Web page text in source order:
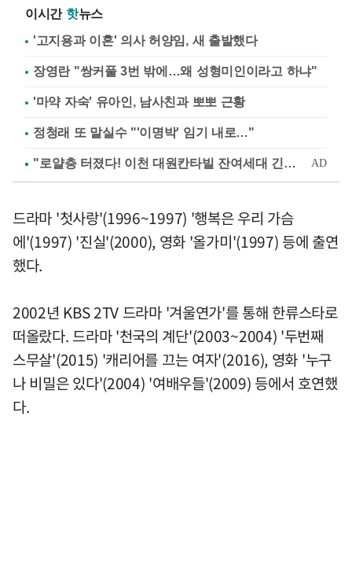
이시간 핫뉴스
'고지용과 이혼' 의사 허양임, 새 출발했다
장영란 "쌍커풀 3번 밖에…왜 성형미인이라고 하냐"
'마약 자숙' 유아인, 남사친과 뽀뽀 근황
정청래 또 말실수 "'이명박' 임기 내로…"
드라마 '첫사랑'(1996~1997) '행복은 우리 가슴
에'(1997) '진실'(2000), 영화 '올가미'(1997) 등에 출연
했다.
2002년 KBS 2TV 드라마 '겨울연가'를 통해 한류스타로
떠올랐다. 드라마 '천국의 계단'(2003~2004) '두번째
스무살'(2015) '캐리어를 끄는 여자'(2016), 영화 '누구
나 비밀은 있다'(2004) '여배우들'(2009) 등에서 호연했
다.